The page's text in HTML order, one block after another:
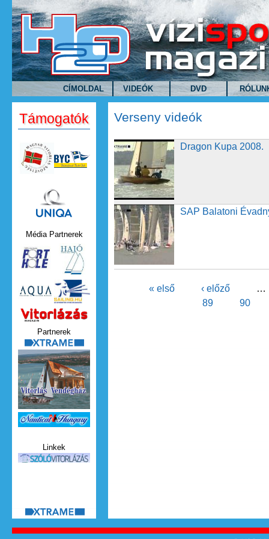
Ugrás a tartalomra
CÍMOLDAL VIDEÓK DVD
Verseny videók
Dragon Kupa 2008.Dragon Kupa 2008.
SAP Balatoni Évadnyitó
SAP Balatoni
Oldalak« első ‹ előző
…
89
90
Támogatók
Uniqa.png
Média Partnerek
Vitorlazas_magazin.jpg
Partnerek
xtrame.png
Nauticat.jpg
Linkek
szolo_vitorlazas.jpg